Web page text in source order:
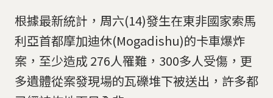
根據最新統計，周六(14)發生在東非國家索馬
利亞首都摩加迪休(Mogadishu)的卡車爆炸
案，至少造成 276人罹難，300多人受傷，更
多遺體從案發現場的瓦礫堆下被送出，許多都